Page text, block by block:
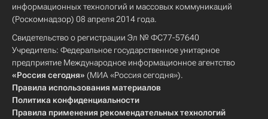
информационных технологий и массовых коммуникаций
(Роскомнадзор) 08 апреля 2014 года.
Свидетельство о регистрации Эл № ФС77-57640
Учредитель: Федеральное государственное унитарное
предприятие Международное информационное агентство
«Россия сегодня» (МИА «Россия сегодня»).
Правила использования материалов
Политика конфиденциальности
Правила применения рекомендательных технологий